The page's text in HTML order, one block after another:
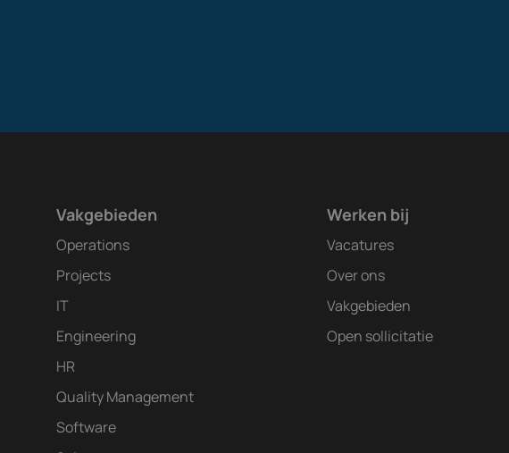
Vakgebieden
Operations
Projects
IT
Engineering
HR
Quality Management
Software
Werken bij
Vacatures
Over ons
Vakgebieden
Open sollicitatie